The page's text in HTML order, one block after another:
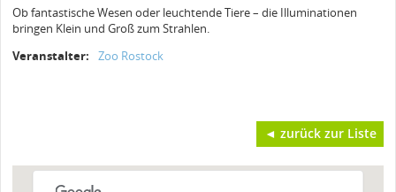
Ob fantastische Wesen oder leuchtende Tiere – die Illuminationen
bringen Klein und Groß zum Strahlen.
Veranstalter:
Zoo Rostock
◄ zurück zur Liste